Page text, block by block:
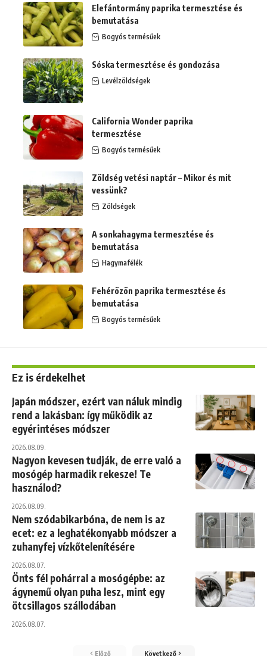
Elefántormány paprika termesztése és
bemutatása
Bogyós termésűek
Sóska termesztése és gondozása
Levélzöldségek
California Wonder paprika
termesztése
Bogyós termésűek
Zöldség vetési naptár – Mikor és mit
vessünk?
Zöldségek
A sonkahagyma termesztése és
bemutatása
Hagymafélék
Fehérözön paprika termesztése és
bemutatása
Bogyós termésűek
Ez is érdekelhet
Japán módszer, ezért van náluk mindig
rend a lakásban: így működik az
egyérintéses módszer
2026.08.09.
Nagyon kevesen tudják, de erre való a
mosógép harmadik rekesze! Te
használod?
2026.08.09.
Nem szódabikarbóna, de nem is az
ecet: ez a leghatékonyabb módszer a
zuhanyfej vízkőtelenítésére
2026.08.07.
Önts fél pohárral a mosógépbe: az
ágynemű olyan puha lesz, mint egy
ötcsillagos szállodában
2026.08.07.
Előző Következő